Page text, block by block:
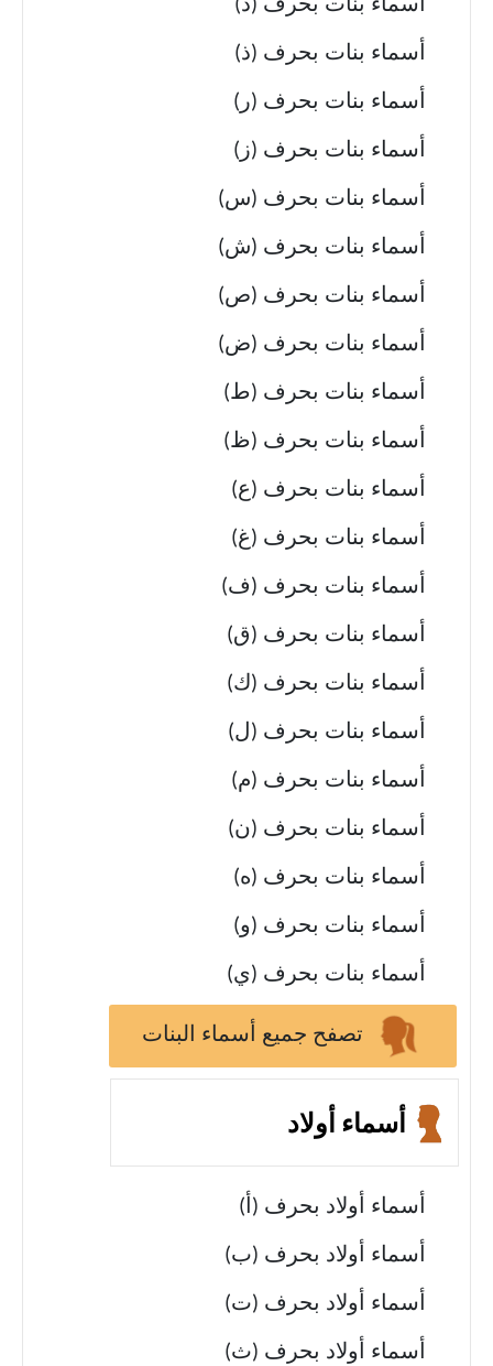
أسماء بنات بحرف (د)
أسماء بنات بحرف (ذ)
أسماء بنات بحرف (ر)
أسماء بنات بحرف (ز)
أسماء بنات بحرف (س)
أسماء بنات بحرف (ش)
أسماء بنات بحرف (ص)
أسماء بنات بحرف (ض)
أسماء بنات بحرف (ط)
أسماء بنات بحرف (ظ)
أسماء بنات بحرف (ع)
أسماء بنات بحرف (غ)
أسماء بنات بحرف (ف)
أسماء بنات بحرف (ق)
أسماء بنات بحرف (ك)
أسماء بنات بحرف (ل)
أسماء بنات بحرف (م)
أسماء بنات بحرف (ن)
أسماء بنات بحرف (ه)
أسماء بنات بحرف (و)
أسماء بنات بحرف (ي)
تصفح جميع أسماء البنات
أسماء أولاد
أسماء أولاد بحرف (أ)
أسماء أولاد بحرف (ب)
أسماء أولاد بحرف (ت)
أسماء أولاد بحرف (ث)